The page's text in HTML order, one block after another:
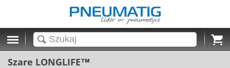
Cart
Szare LONGLIFE™